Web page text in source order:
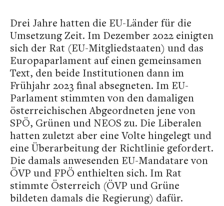
Drei Jahre hatten die EU-Länder für die
Umsetzung Zeit. Im Dezember 2022 einigten
sich der Rat (EU-Mitgliedstaaten) und das
Europaparlament auf einen gemeinsamen
Text, den beide Institutionen dann im
Frühjahr 2023 final absegneten. Im EU-
Parlament stimmten von den damaligen
österreichischen Abgeordneten jene von
SPÖ, Grünen und NEOS zu. Die Liberalen
hatten zuletzt aber eine Volte hingelegt und
eine Überarbeitung der Richtlinie gefordert.
Die damals anwesenden EU-Mandatare von
ÖVP und FPÖ enthielten sich. Im Rat
stimmte Österreich (ÖVP und Grüne
bildeten damals die Regierung) dafür.